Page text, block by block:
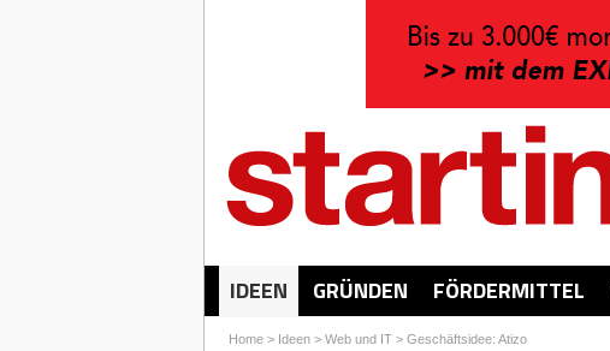
IDEEN GRÜNDEN FÖRDERMITTEL
Home> Ideen> Web und IT> Geschäftsidee: Atizo